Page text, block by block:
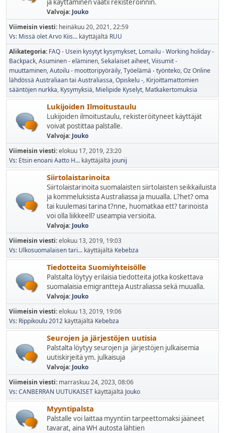
ja käyttäminen vaatii rekisteröinnin.
Valvoja: Jouko
Viimeisin viesti: heinäkuu 20, 2021, 22:59
Vs: Missä olet Arvo Kiis... käyttäjältä RUU
Alikategoria FAQ - Usein kysytyt kysymykset Lomailu - Working holiday -
Backpack Asuminen - eläminen Sekalaiset aiheet Viisumit -
muuttaminen Autoilu - moottoripyöräily Työelämä - työnteko Oz Online
lähdössä Australiaan tai Australiassa Opiskelu - Kirjoittamattomien
sääntöjen nurkka Kysymyksiä Mielipide Kyselyt Matkakertomuksia
Lukijoiden Ilmoitustaulu
Lukijoiden ilmoitustaulu, rekisteröityneet käyttäjät
voivat postittaa palstalle.
Valvoja: Jouko
Viimeisin viesti:elokuu 17, 2019, 23:20
Vs: Etsin enoani Aatto H... käyttäjältä jounij
Siirtolaistarinoita
Siirtolaistarinoita suomalaisten siirtolaisten seikkailuista
ja kommeluksista Australiassa ja muualla. L?het? oma
tai kuulemasi tarina t?nne, huomatkaa ett? tarinoista
voi olla liikkeell? useampia versioita.
Valvoja: Jouko
Viimeisin viesti:elokuu 13, 2019, 19:03
Vs: Ulkosuomalaisen tari... käyttäjältä Kebebza
Tiedotteita Suomiyhteisölle
Palstalta löytyy erilaisia tiedotteita jotka koskettava
suomalaisia emigrantteja Australiassa sekä muualla.
Valvoja: Jouko
Viimeisin viesti:elokuu 13, 2019, 19:06
Vs: Rippikoulu 2012 käyttäjältä Kebebza
Seurojen ja järjestöjen uutisia
Palstalta löytyy seurojen ja järjestöjen julkaisemia
uutiskirjeitä ym. julkaisuja
Valvoja: Jouko
Viimeisin viesti: marraskuu 24, 2023, 08:06
Vs: CANBERRAN UUTUKAISET käyttäjältä Jouko
Myyntipalsta
Palstalle voi laittaa myyntiin tarpeettomaksi jääneet
tavarat, aina WH autosta lähtien